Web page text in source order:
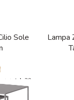
Sole
30
Lampa